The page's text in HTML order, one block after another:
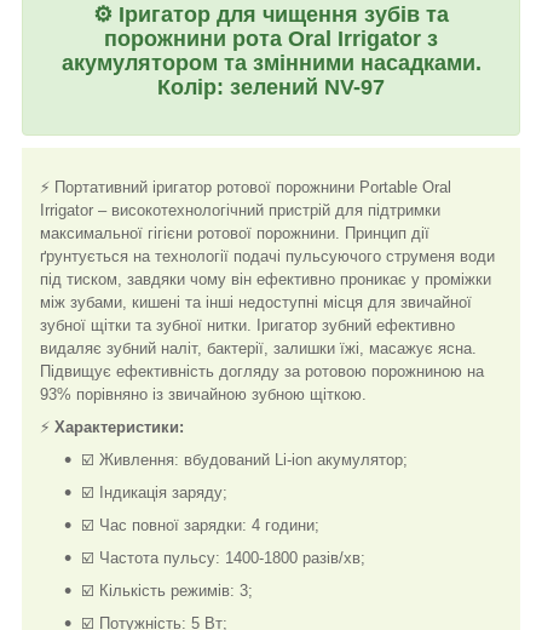
⚙️ Іригатор для чищення зубів та
порожнини рота Oral Irrigator з
акумулятором та змінними насадками.
Колір: зелений NV-97
⚡ Портативний іригатор ротової порожнини Portable Oral
Irrigator – високотехнологічний пристрій для підтримки
максимальної гігієни ротової порожнини. Принцип дії
ґрунтується на технології подачі пульсуючого струменя води
під тиском, завдяки чому він ефективно проникає у проміжки
між зубами, кишені та інші недоступні місця для звичайної
зубної щітки та зубної нитки. Іригатор зубний ефективно
видаляє зубний наліт, бактерії, залишки їжі, масажує ясна.
Підвищує ефективність догляду за ротовою порожниною на
93% порівняно із звичайною зубною щіткою.
⚡ Характеристики:
☑️ Живлення: вбудований Li-ion акумулятор;
☑️ Індикація заряду;
☑️ Час повної зарядки: 4 години;
☑️ Частота пульсу: 1400-1800 разів/хв;
☑️ Кількість режимів: 3;
☑️ Потужність: 5 Вт;